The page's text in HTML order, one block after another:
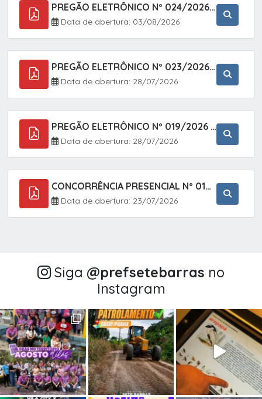
PREGÃO ELETRÔNICO Nº 024/2026 - AQUISIÇÃO DE GÁS MEDICINAL TIPO OXIGÊNIO (1,00 M3, 3,00 M3 E 10,00 M3), EM ATENDIMENTO À SECRETARIA MUNICIPAL DE SAÚDE, ATRAVÉS DO SISTEMA DE REGISTRO DE PREÇOS (SRP)
Data de abertura: 03/08/2026
PREGÃO ELETRÔNICO Nº 023/2026 - AQUISIÇÃO DE ENXOVAL INFANTIL, EM ATENDIMENTO À SECRETARIA MUNICIPAL DE EDUCAÇÃO, ATRAVÉS DO SISTEMA DE REGISTRO DE PREÇOS (SRP).
Data de abertura: 28/07/2026
PREGÃO ELETRÔNICO Nº 019/2026 - CONTRATAÇÃO DE EMPRESA ESPECIALIZADA PARA A PRESTAÇÃO DE SERVIÇOS VETERINÁRIOS CLÍNICOS E CIRÚRGICOS, COM FOCO EM AÇÕES DE SAÚDE PÚBLICA, BEM-ESTAR ANIMAL E CONTROLE POPULACIONAL ÉTICO DE CÃES E GATOS, EM ATENDIMENTO À
Data de abertura: 28/07/2026
CONCORRÊNCIA PRESENCIAL Nº 018/2026 - PAVIMENTAÇÃO ASFÁLTICA NO BAIRRO VOTUPOCA ? ESTRADA DA RAPOSA, NO MUNICÍPIO DE SETE BARRAS/SP
Data de abertura: 23/07/2026
Siga @‌prefsetebarras no
Instagram